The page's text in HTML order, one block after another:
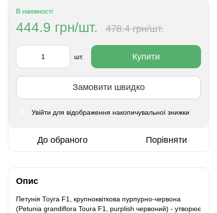
В наявності
444.9 грн/шт. 478.4 грн/шт.
шт. Купити
Замовити швидко
Увійти для відображення накопичувальної знижки
До обраного Порівняти
Опис
Петунія Тоуга F1, крупноквіткова пурпурно-червона
(Petunia grandiflora Toura F1, purplish червоний) - утворює